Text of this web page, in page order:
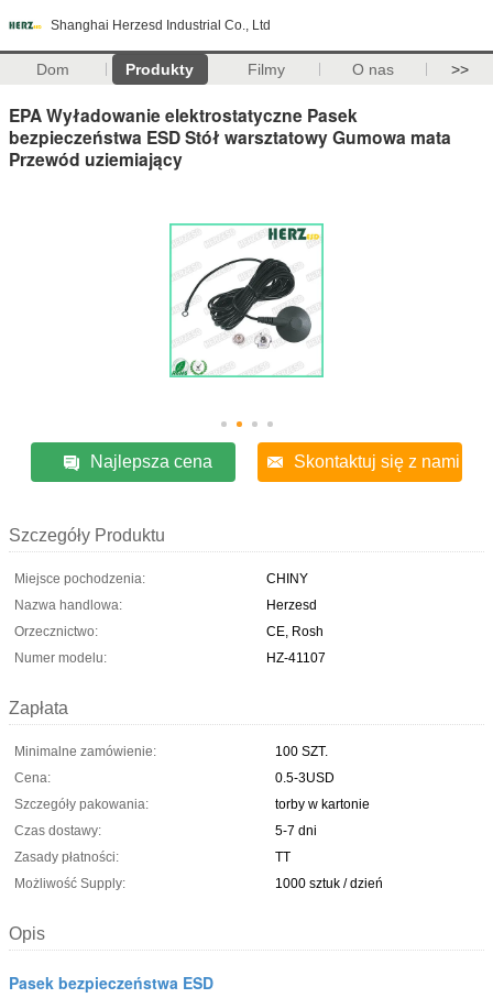
Shanghai Herzesd Industrial Co., Ltd
Dom Produkty Filmy O nas >>
EPA Wyładowanie elektrostatyczne Pasek
bezpieczeństwa ESD Stół warsztatowy Gumowa mata
Przewód uziemiający
Najlepsza cena Skontaktuj się z nami
Szczegóły Produktu
Miejsce pochodzenia:
CHINY
Nazwa handlowa:
Herzesd
Orzecznictwo:
CE, Rosh
Numer modelu:
HZ-41107
Zapłata
Minimalne zamówienie:
100 SZT.
Cena:
0.5-3USD
Szczegóły pakowania:
torby w kartonie
Czas dostawy:
5-7 dni
Zasady płatności:
TT
Możliwość Supply:
1000 sztuk / dzień
Opis
Pasek bezpieczeństwa ESD